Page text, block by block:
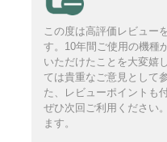
この度は高評価レビュー
す。10年間ご使用の機種
いただけたことを大変嬉
ては貴重なご意見として
た、レビューポイントも
ぜひ次回ご利用ください
ます。